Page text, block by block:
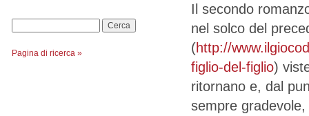
Pagina di ricerca »
Il secondo
nel solco del
(http://
figlio-del-figlio)
ritornano e, dal
sempre